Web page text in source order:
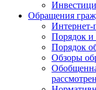
Обращения
Интернет-
Порядок и
Порядок
Обзоры